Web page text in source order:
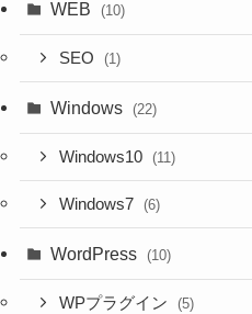
WEB (10)
SEO (1)
Windows (22)
Windows10 (11)
Windows7 (6)
WordPress (10)
WPプラグイン (5)